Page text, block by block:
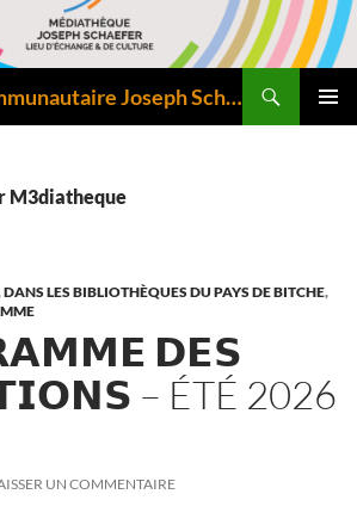
Médiathèque communautaire Joseph Schaefer de Bitche – Pôle départemental de lecture publique
M3diatheque
DANS LES BIBLIOTHÈQUES DU PAYS DE BITCHE,
𝗗𝗘𝗦
– ÉTÉ 2026
UN COMMENTAIRE